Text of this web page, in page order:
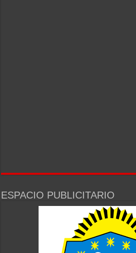
ESPACIO PUBLICITARIO